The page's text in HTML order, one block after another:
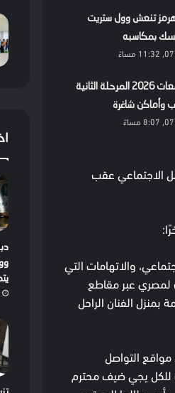
تنعش وول ستريت
بمكاسبه
تنسيق الجامعات 2026 المرحلة الثانية
الاجتماعي عقب
والاتهامات التي
لمصري عبر مقاطع
الفنان الراحل
التواصل
للكل يجي ضيف محترم